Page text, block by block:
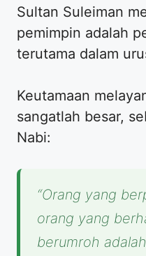
Sultan Suleiman
pemimpin adalah
terutama dalam
Keutamaan
sangatlah besar,
Nabi:
“Orang yang
orang yang
berumroh